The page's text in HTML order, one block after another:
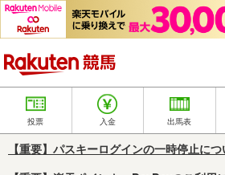
投票 入金 出馬表
【重要】パスキーログインの一時停止につ